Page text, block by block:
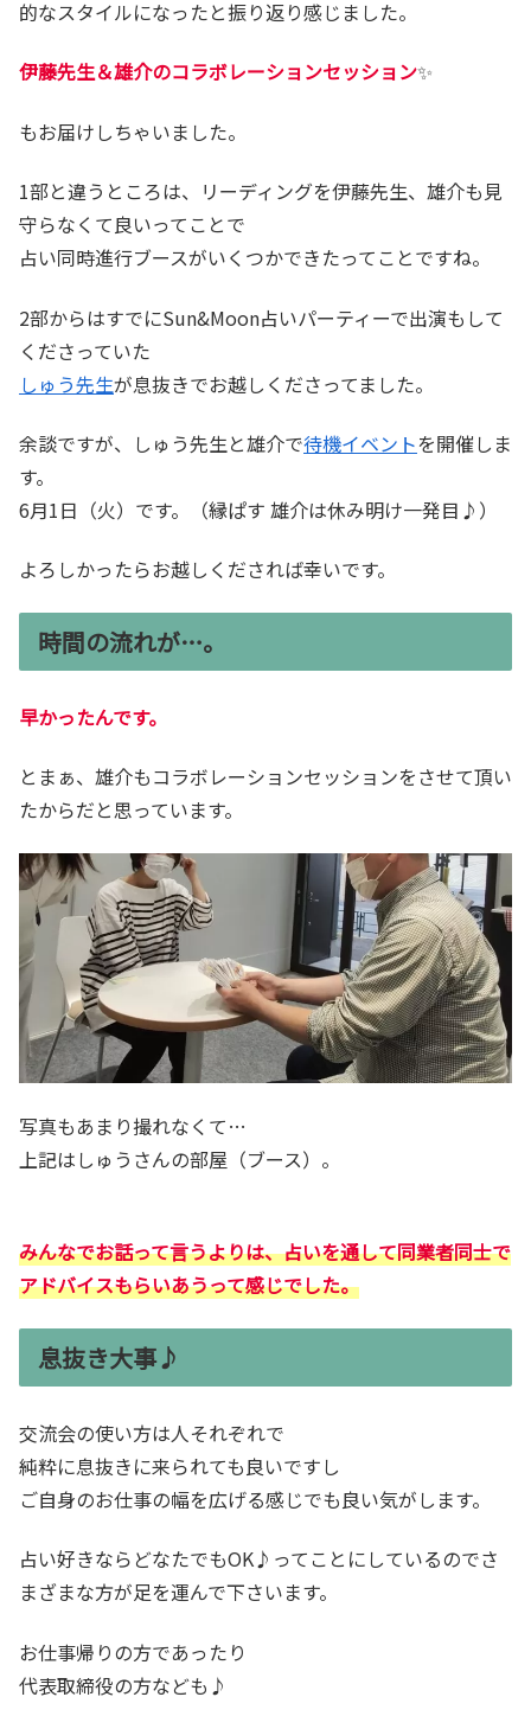
的なスタイルになったと振り返り感じました。
伊藤先生＆雄介のコラボレーションセッション✨
もお届けしちゃいました。
1部と違うところは、リーディングを伊藤先生、雄介も見
守らなくて良いってことで
占い同時進行ブースがいくつかできたってことですね。
2部からはすでにSun&Moon占いパーティーで出演もして
くださっていた
しゅう先生が息抜きでお越しくださってました。
余談ですが、しゅう先生と雄介で待機イベントを開催しま
す。
6月1日（火）です。（縁ぱす 雄介は休み明け一発目♪）
よろしかったらお越しくだされば幸いです。
時間の流れが…。
早かったんです。
とまぁ、雄介もコラボレーションセッションをさせて頂い
たからだと思っています。
写真もあまり撮れなくて…
上記はしゅうさんの部屋（ブース）。
みんなでお話って言うよりは、占いを通して同業者同士で
アドバイスもらいあうって感じでした。
息抜き大事♪
交流会の使い方は人それぞれで
純粋に息抜きに来られても良いですし
ご自身のお仕事の幅を広げる感じでも良い気がします。
占い好きならどなたでもOK♪ってことにしているのでさ
まざまな方が足を運んで下さいます。
お仕事帰りの方であったり
代表取締役の方なども♪